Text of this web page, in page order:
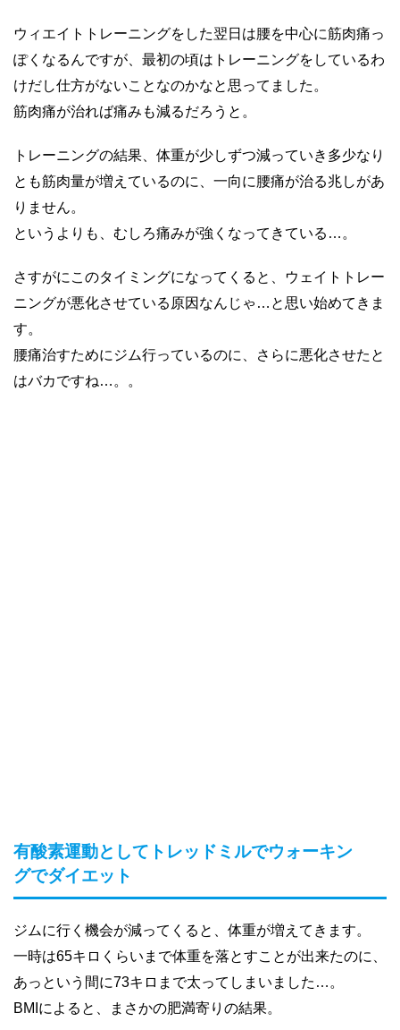
ウィエイトトレーニングをした翌日は腰を中心に筋肉痛っ
ぽくなるんですが、最初の頃はトレーニングをしているわ
けだし仕方がないことなのかなと思ってました。
筋肉痛が治れば痛みも減るだろうと。
トレーニングの結果、体重が少しずつ減っていき多少なり
とも筋肉量が増えているのに、一向に腰痛が治る兆しがあ
りません。
というよりも、むしろ痛みが強くなってきている…。
さすがにこのタイミングになってくると、ウェイトトレー
ニングが悪化させている原因なんじゃ…と思い始めてきま
す。
腰痛治すためにジム行っているのに、さらに悪化させたと
はバカですね…。。
有酸素運動としてトレッドミルでウォーキン
グでダイエット
ジムに行く機会が減ってくると、体重が増えてきます。
一時は65キロくらいまで体重を落とすことが出来たのに、
あっという間に73キロまで太ってしまいました…。
BMIによると、まさかの肥満寄りの結果。